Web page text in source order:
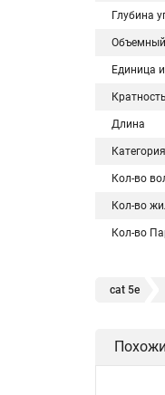
Глубина
Единица
Длина
Категория
Кол-во
Кол-во
Кол-во
cat 5e